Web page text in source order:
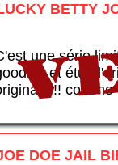
BETTY
une série
et étui
!! comme
DOE JAIL